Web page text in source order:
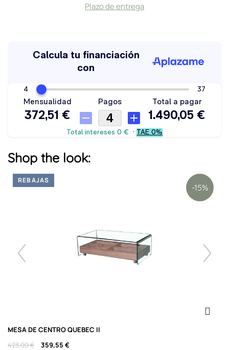
Plazo de entrega
Shop the look:
MESA DE CENTRO QUEBEC II
423,00 €
359,55 €
-15%
REBAJAS